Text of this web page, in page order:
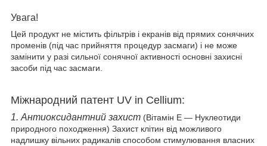
Увага!
Цей продукт не містить фільтрів і екранів від прямих сонячних
променів (під час прийняття процедур засмаги) і не може
замінити у разі сильної сонячної активності основні захисні
засоби під час засмаги.
Міжнародний патент UV in Cellium:
1. Антиоксидантний захист (Вітамін Е — Нуклеотиди
природного походження) Захист клітин від можливого
надлишку вільних радикалів способом стимулювання власних